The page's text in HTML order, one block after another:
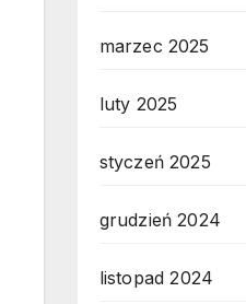
marzec 2025
luty 2025
styczeń 2025
grudzień 2024
listopad 2024